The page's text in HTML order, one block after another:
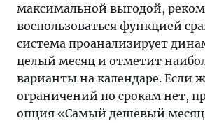
максимальной выгодой,
воспользоваться функцией
система проанализирует
целый месяц и отметит
варианты на календаре. Если
ограничений по срокам нет,
опция «Самый дешевый